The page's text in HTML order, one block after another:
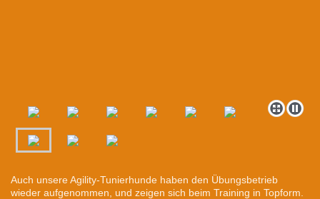
Auch unsere Agility-Tunierhunde haben den Übungsbetrieb
wieder aufgenommen, und zeigen sich beim Training in Topform.